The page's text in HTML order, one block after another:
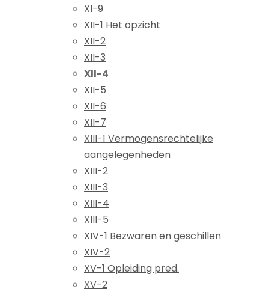
XI-9
XII-1 Het opzicht
XII-2
XII-3
XII-4
XII-5
XII-6
XII-7
XIII-1 Vermogensrechtelijke
aangelegenheden
XIII-2
XIII-3
XIII-4
XIII-5
XIV-1 Bezwaren en geschillen
XIV-2
XV-1 Opleiding pred.
XV-2